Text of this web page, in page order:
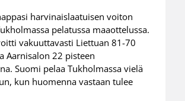
harvinaislaatuisen voiton
pelatussa maaottelussa.
vakuuttavasti Liettuan 81-70
Aarnisalon 22 pisteen
Suomi pelaa Tukholmassa vielä
kun huomenna vastaan tulee